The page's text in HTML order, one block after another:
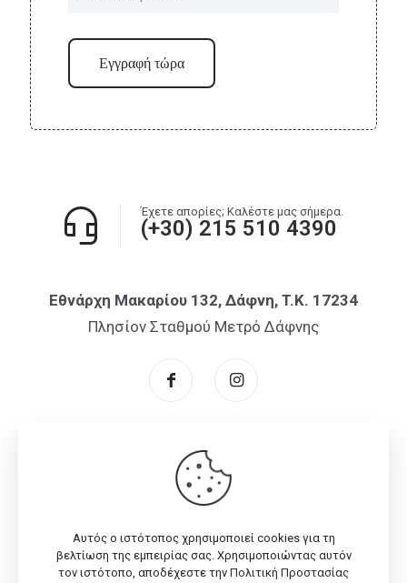
(+30) 215 510 4390
Έχετε απορίες; Καλέστε μας σήμερα.
Εθνάρχη Μακαρίου 132, Δάφνη, T.K. 17234
Πλησίον Σταθμού Μετρό Δάφνης
© 2026 Flex One Company
| All Rights Reserved | Powered
with
by myPA
Αυτός ο ιστότοπος χρησιμοποιεί cookies για τη
βελτίωση της εμπειρίας σας. Χρησιμοποιώντας αυτόν
τον ιστότοπο, αποδέχεστε την Πολιτική Προστασίας